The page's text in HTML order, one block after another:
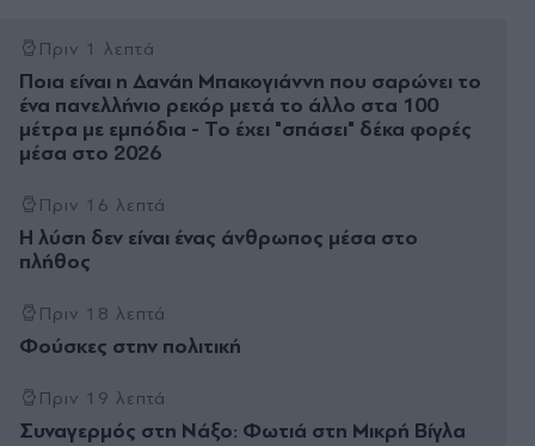
Πριν 1 λεπτά
Ποια είναι η Δανάη Μπακογιάννη που σαρώνει το
ένα πανελλήνιο ρεκόρ μετά το άλλο στα 100
μέτρα με εμπόδια - Το έχει "σπάσει" δέκα φορές
μέσα στο 2026
Πριν 16 λεπτά
Η λύση δεν είναι ένας άνθρωπος µέσα στο
πλήθος
Πριν 18 λεπτά
Φούσκες στην πολιτική
Πριν 19 λεπτά
Συναγερμός στη Νάξο: Φωτιά στη Μικρή Βίγλα